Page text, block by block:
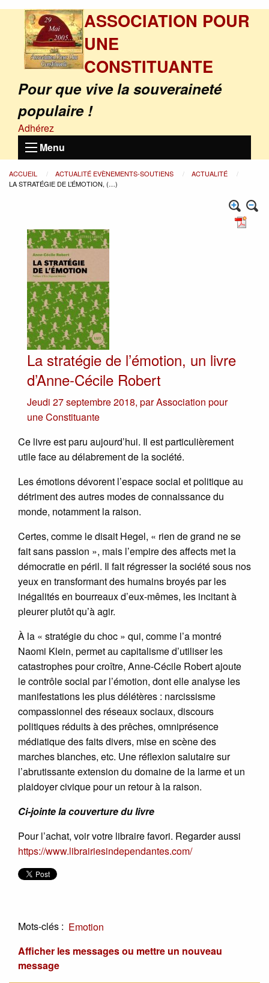
ASSOCIATION POUR
UNE
CONSTITUANTE
Pour que vive la souveraineté
populaire !
Adhérez
Menu
ACCUEIL ACTUALITÉ EVÈNEMENTS-SOUTIENS
ACTUALITÉ
LA STRATÉGIE DE L’ÉMOTION, (…)
La stratégie de l’émotion, un livre
d’Anne-Cécile Robert
Jeudi 27 septembre 2018, parAssociation pour
une Constituante
Ce livre est paru aujourd’hui. Il est particulièrement
utile face au délabrement de la société.
Les émotions dévorent l’espace social et politique au
détriment des autres modes de connaissance du
monde, notamment la raison.
Certes, comme le disait Hegel, « rien de grand ne se
fait sans passion », mais l’empire des affects met la
démocratie en péril. Il fait régresser la société sous nos
yeux en transformant des humains broyés par les
inégalités en bourreaux d’eux-mêmes, les incitant à
pleurer plutôt qu’à agir.
À la « stratégie du choc » qui, comme l’a montré
Naomi Klein, permet au capitalisme d’utiliser les
catastrophes pour croître, Anne-Cécile Robert ajoute
le contrôle social par l’émotion, dont elle analyse les
manifestations les plus délétères : narcissisme
compassionnel des réseaux sociaux, discours
politiques réduits à des prêches, omniprésence
médiatique des faits divers, mise en scène des
marches blanches, etc. Une réflexion salutaire sur
l’abrutissante extension du domaine de la larme et un
plaidoyer civique pour un retour à la raison.
Ci-jointe la couverture du livre
Pour l’achat, voir votre libraire favori. Regarder aussi
https://www.librairiesindependantes.com/
Mots-clés : Emotion
Afficher les messages ou mettre un nouveau
message